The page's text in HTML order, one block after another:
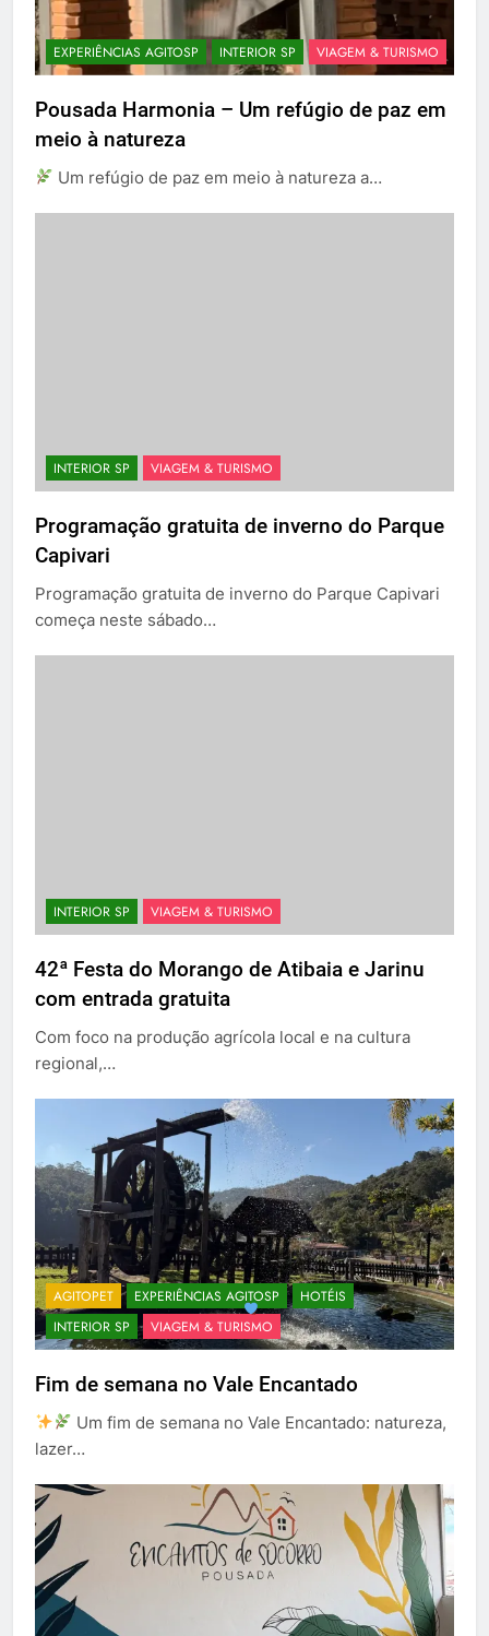
EXPERIÊNCIAS AGITOSP INTERIOR SP VIAGEM & TURISMO
Pousada Harmonia – Um refúgio de paz em
meio à natureza
Um refúgio de paz em meio à natureza a…
INTERIOR SP VIAGEM & TURISMO
Programação gratuita de inverno do Parque
Capivari
Programação gratuita de inverno do Parque Capivari
começa neste sábado…
INTERIOR SP VIAGEM & TURISMO
42ª Festa do Morango de Atibaia e Jarinu
com entrada gratuita
Com foco na produção agrícola local e na cultura
regional,…
AGITOPET EXPERIÊNCIAS AGITOSP
HOTÉIS
INTERIOR SP
VIAGEM & TURISMO
Fim de semana no Vale Encantado
Um fim de semana no Vale Encantado: natureza,
lazer…